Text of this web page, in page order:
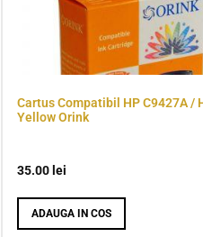
Cartus Compatibil HP C9427A /
Yellow Orink
35.00 lei
ADAUGA IN COS